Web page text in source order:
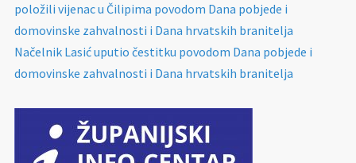
položili vijenac u Čilipima povodom Dana pobjede i
domovinske zahvalnosti i Dana hrvatskih branitelja
Načelnik Lasić uputio čestitku povodom Dana pobjede i
domovinske zahvalnosti i Dana hrvatskih branitelja